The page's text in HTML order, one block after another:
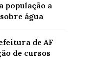
população a
água
de AF
de cursos